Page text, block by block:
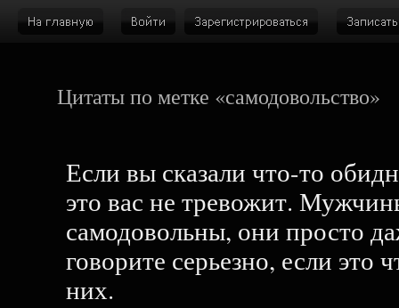
Цитаты по метке «самодовольство»
Если вы сказали что-то
это вас не тревожит.
самодовольны, они просто
говорите серьезно, если это
них.